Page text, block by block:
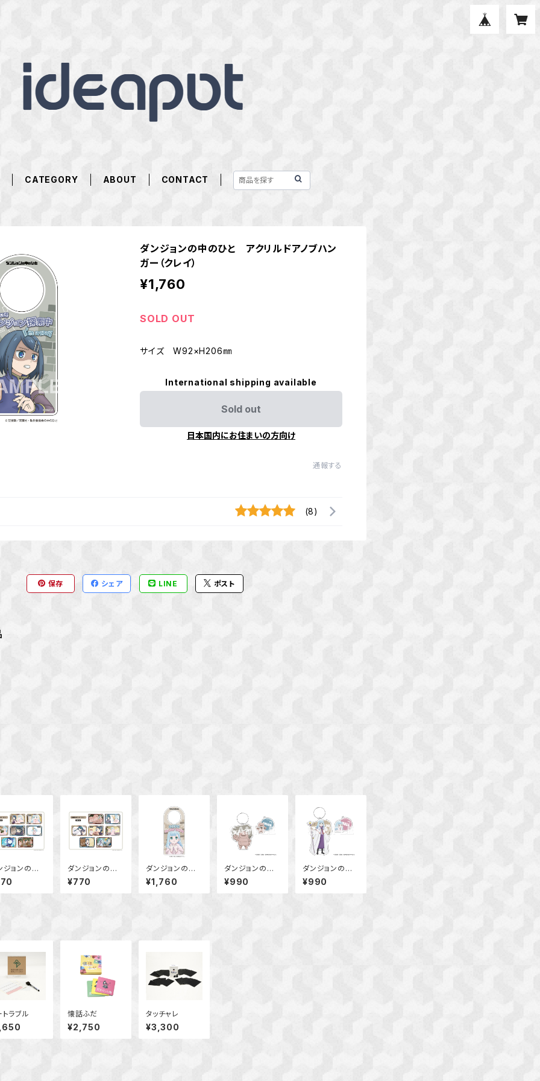
CATEGORY ABOUT CONTACT
ダンジョンの中のひと アクリルドアノブハン
ガー（クレイ）
¥1,760
SOLD OUT
サイズ W92×H206㎜
International shipping available
Sold out
日本国内にお住まいの方向け
通報する
(8)
保存 シェア LINE ポスト
ジョンの中
と 場面写
カーセット
ダンジョンの中
のひと 場面写
ステッカーセット
Ver.A
¥770
ダンジョンの中
のひと アクリ
ルドアノブハンガ
ー（ベル）
¥1,760
ダンジョンの中
のひと チャー
ム付きアクリルキ
ーホルダー（ゴー
¥990
ダンジョンの中
のひと チャー
ム付きアクリルキ
ーホルダー（ベ
¥990
トラブル 懐話ふだ
¥2,750
タッチャレ
¥3,300